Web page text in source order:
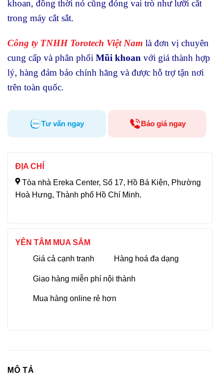
khoan, đồng thời nó cũng đóng vai trò như lưỡi cắt
trong máy cắt sắt.
Công ty TNHH Torotech Việt Nam là đơn vị chuyên
cung cấp và phân phối Mũi khoan với giá thành hợp
lý, hàng đảm bảo chính hãng và được hỗ trợ tận nơi
trên toàn quốc.
Tư vấn ngay Báo giá ngay
ĐỊA CHỈ
Tòa nhà Ereka Center, Số 17, Hồ Bá Kiện, Phường
Hoà Hưng, Thành phố Hồ Chí Minh.
YÊN TÂM MUA SẮM
Giá cả cạnh tranh
Hàng hoá đa dạng
Giao hàng miễn phí nội thành
Mua hàng online rẻ hơn
MÔ TẢ